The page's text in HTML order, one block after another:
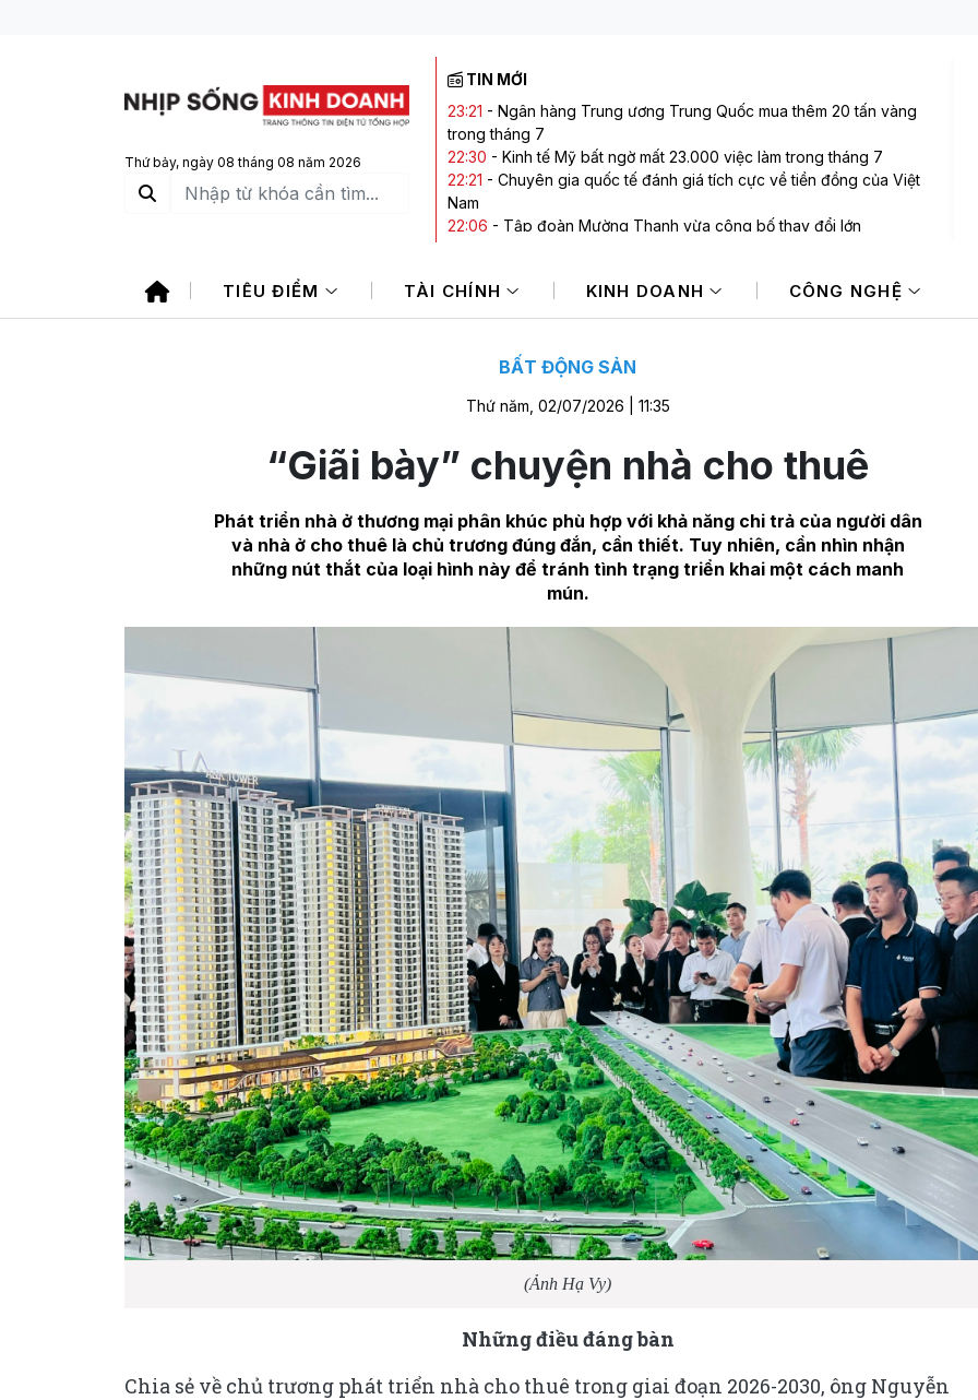
Thứ bảy, ngày 08 tháng 08 năm 2026
TIN MỚI
23:21 - Ngân hàng Trung ương Trung Quốc mua thêm 20 tấn vàng
trong tháng 7
22:30 - Kinh tế Mỹ bất ngờ mất 23.000 việc làm trong tháng 7
22:21 - Chuyên gia quốc tế đánh giá tích cực về tiền đồng của Việt
Nam
22:06 - Tập đoàn Mường Thanh vừa công bố thay đổi lớn
CTCK "xả" mã nào mạnh nhất?
TIÊU ĐIỂM TÀI CHÍNH KINH DOANH CÔNG NGHỆ
BẤT ĐỘNG SẢN
Thứ năm, 02/07/2026 | 11:35
“Giãi bày” chuyện nhà cho thuê
Phát triển nhà ở thương mại phân khúc phù hợp với khả năng chi trả của người dân
và nhà ở cho thuê là chủ trương đúng đắn, cần thiết. Tuy nhiên, cần nhìn nhận
những nút thắt của loại hình này để tránh tình trạng triển khai một cách manh
mún.
(Ảnh Hạ Vy)
Những điều đáng bàn
Chia sẻ về chủ trương phát triển nhà cho thuê trong giai đoạn 2026-2030, ông Nguyễn